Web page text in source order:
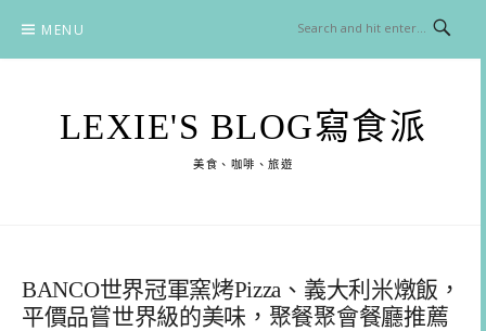
content
MENU
LEXIE'S BLOG寫食派
美食、咖啡、旅遊
BANCO世界冠軍窯烤Pizza、義大利米燉飯，
平價品嘗世界級的美味，聚餐聚會餐廳推薦